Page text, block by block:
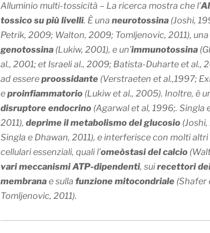
Alluminio multi-tossicità – La ricerca mostra che l’
tossico su più livelli. È una neurotossina (Joshi,
Petrik, 2009; Walton, 2009; Tomljenovic, 2011), una
genotossina (Lukiw, 2001), e un’immunotossina
al., 2001; et Israeli al., 2009; Batista-Duharte et al.,
ad essereproossidante (Verstraeten et al.,1997;
eproinfiammatorio (Lukiw et al., 2005). Inoltre, è
disruptore endocrino (Agarwal et al, 1996;. Singla
2011), deprime il metabolismo del glucosio
Singla e Dhawan, 2011), e interferisce con molti
cellulari essenziali, quali l’omeòstasi del calcio
vari meccanismi ATP-dipendenti, suirecettori
membranae sulla funzione mitocondriale (Shafer
Tomljenovic, 2011).